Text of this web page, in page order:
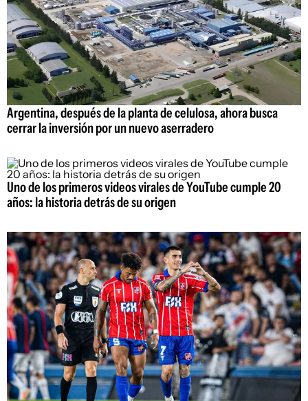
Argentina, después de la planta de celulosa, ahora busca
cerrar la inversión por un nuevo aserradero
Uno de los primeros videos virales de YouTube cumple 20
años: la historia detrás de su origen